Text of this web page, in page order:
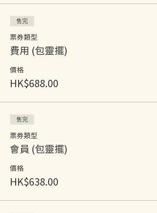
售完
票券類型
費用 (包靈擺)
價格
HK$688.00
售完
票券類型
會員 (包靈擺)
價格
HK$638.00